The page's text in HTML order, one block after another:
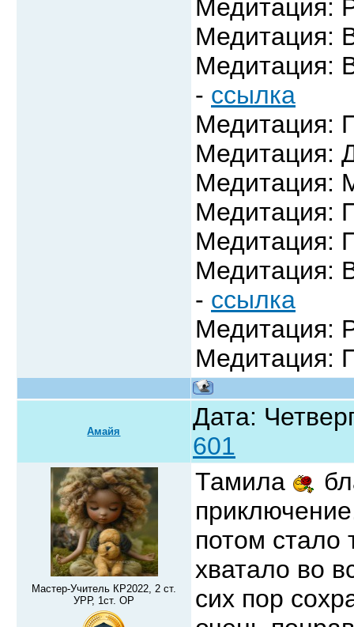
Медитация:
Медитация:
Медитация:
- ссылка
Медитация:
Медитация:
Медитация:
Медитация:
Медитация:
Медитация:
- ссылка
Медитация:
Медитация:
Амайя
Дата:
601
Мастер-Учитель КР2022, 2 ст.
УРР, 1ст. ОР
Тамила
потом стало
хватало во
сих пор